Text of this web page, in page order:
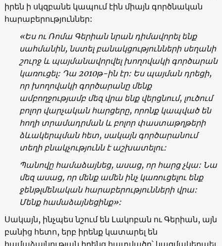
իրեն ի սկզբանե կապում էին միայն գործնական
հարաբերություններ:
«Ես ու Ռոմա Գերիան նրան դիմավորել ենք
սահմանին, նստել բանակցությունների սեղանի
շուրջ և պայմանավորվել խողովակի գործարան
կառուցել: Դա 2010թ-ին էր: Ես պայման դրեցի,
որ խողովակի գործարանը մենք
ամբողջությամբ մեզ վրա ենք վերցնում, լուծում
բոլոր վարչական հարցերը, որոնք կապված են
հողի տրամադրման և բոլոր փաստաթղթերի
ձևակերպման հետ, սակայն գործարանում
տեղի բնակչությունն է աշխատելու:
Պանովը համաձայնեց, ասաց, որ հարց չկա: Նա
մեզ ասաց, որ մենք ամեն ինչ կառուցելու ենք
ջենթլմենական հարաբերությունների վրա:
Մենք համաձայնեցինք»:
Սակայն, ինչպես նշում են Լակոբան ու Գերիան, այն
բանից հետո, երբ իրենք կատարել են
համաձայնության իրենց հատվածը՝ կազմակերպել